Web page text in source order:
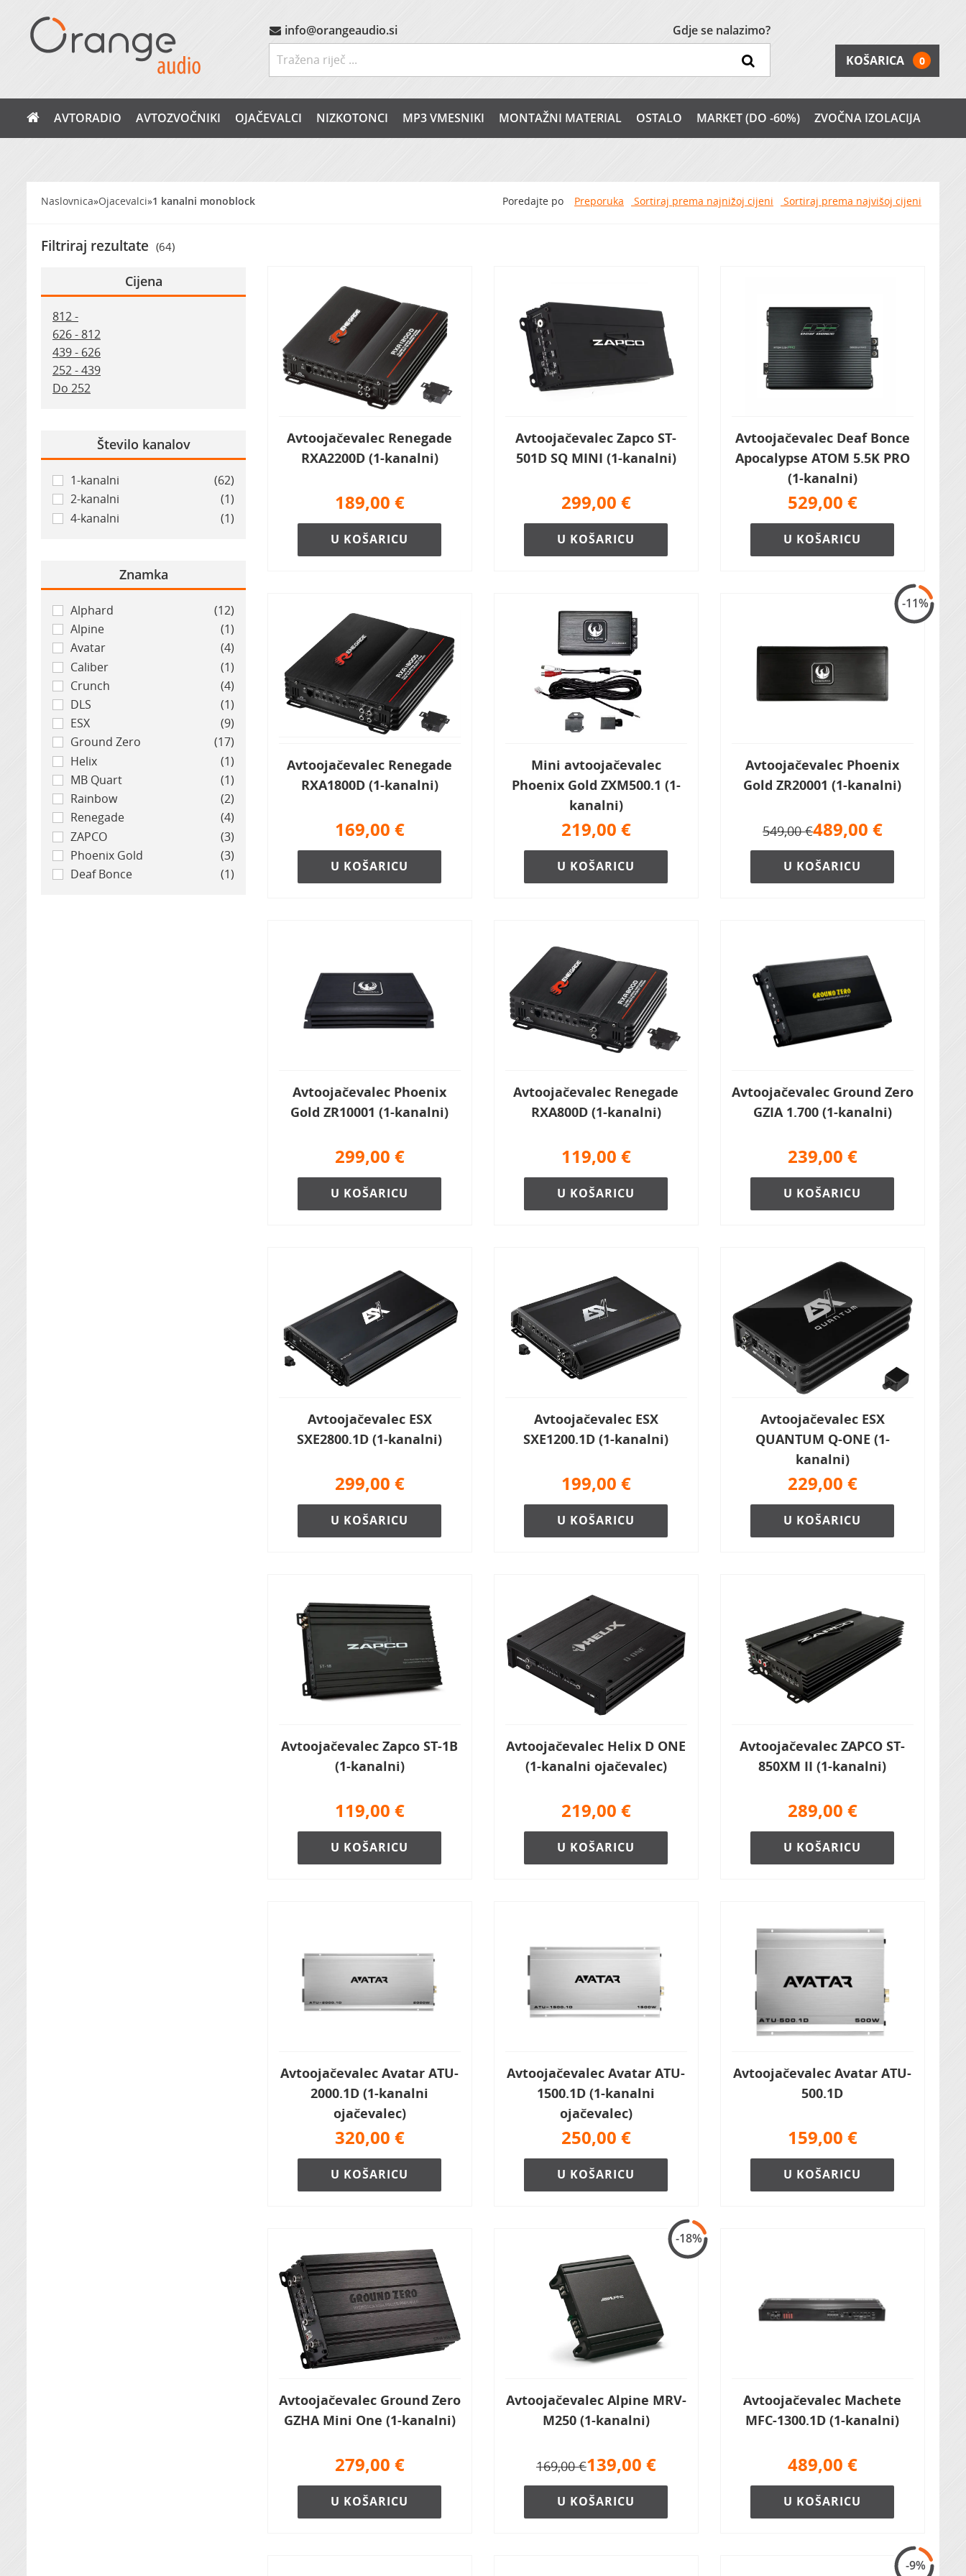
info@orangeaudio.si
Gdje se nalazimo?
KOŠARICA
0
AVTORADIO AVTOZVOČNIKI OJAČEVALCI NIZKOTONCI MP3 VMESNIKI MONTAŽNI MATERIAL OSTALO MARKET (DO -60%) ZVOČNA IZOLACIJA
Naslovnica»Ojacevalci»1 kanalni monoblock Poredajte po Preporuka Sortiraj prema najnižoj cijeni Sortiraj prema najvišoj cijeni
Filtriraj rezultate (64)
Cijena
812 -
626 - 812
439 - 626
252 - 439
Do 252
Število kanalov
1-kanalni
(62)
2-kanalni
(1)
4-kanalni
(1)
Znamka
Alphard
(12)
Alpine
(1)
Avatar
(4)
Caliber
(1)
Crunch
(4)
DLS
(1)
ESX
(9)
Ground Zero
(17)
Helix
(1)
MB Quart
(1)
Rainbow
(2)
Renegade
(4)
ZAPCO
(3)
Phoenix Gold
(3)
Deaf Bonce
(1)
Avtoojačevalec Renegade
RXA2200D (1-kanalni)
189,00 €
U KOŠARICU
Avtoojačevalec Zapco ST-
501D SQ MINI (1-kanalni)
299,00 €
U KOŠARICU
Avtoojačevalec Deaf Bonce
Apocalypse ATOM 5.5K PRO
(1-kanalni)
529,00 €
U KOŠARICU
Avtoojačevalec Renegade
RXA1800D (1-kanalni)
169,00 €
U KOŠARICU
Mini avtoojačevalec
Phoenix Gold ZXM500.1 (1-
kanalni)
219,00 €
U KOŠARICU
-11%
Avtoojačevalec Phoenix
Gold ZR20001 (1-kanalni)
549,00 €489,00 €
U KOŠARICU
Avtoojačevalec Phoenix
Gold ZR10001 (1-kanalni)
299,00 €
U KOŠARICU
Avtoojačevalec Renegade
RXA800D (1-kanalni)
119,00 €
U KOŠARICU
Avtoojačevalec Ground Zero
GZIA 1.700 (1-kanalni)
239,00 €
U KOŠARICU
Avtoojačevalec ESX
SXE2800.1D (1-kanalni)
299,00 €
U KOŠARICU
Avtoojačevalec ESX
SXE1200.1D (1-kanalni)
199,00 €
U KOŠARICU
Avtoojačevalec ESX
QUANTUM Q-ONE (1-
kanalni)
229,00 €
U KOŠARICU
Avtoojačevalec Zapco ST-1B
(1-kanalni)
119,00 €
U KOŠARICU
Avtoojačevalec Helix D ONE
(1-kanalni ojačevalec)
219,00 €
U KOŠARICU
Avtoojačevalec ZAPCO ST-
850XM II (1-kanalni)
289,00 €
U KOŠARICU
Avtoojačevalec Avatar ATU-
2000.1D (1-kanalni
ojačevalec)
320,00 €
U KOŠARICU
Avtoojačevalec Avatar ATU-
1500.1D (1-kanalni
ojačevalec)
250,00 €
U KOŠARICU
Avtoojačevalec Avatar ATU-
500.1D
159,00 €
U KOŠARICU
Avtoojačevalec Ground Zero
GZHA Mini One (1-kanalni)
279,00 €
U KOŠARICU
-18%
Avtoojačevalec Alpine MRV-
M250 (1-kanalni)
169,00 €139,00 €
U KOŠARICU
Avtoojačevalec Machete
MFC-1300.1D (1-kanalni)
489,00 €
U KOŠARICU
-9%